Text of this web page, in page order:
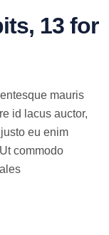
13 for
mauris
id lacus auctor,
eu enim
commodo